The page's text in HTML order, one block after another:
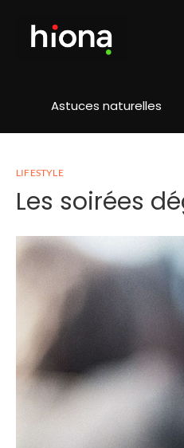
Astuces naturelles
LIFESTYLE
Les soirées